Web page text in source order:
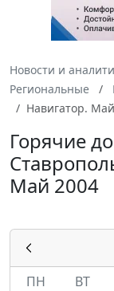
Новости и
Региональные
Навигатор.
Горячие
Май 2004
ПН
ВТ